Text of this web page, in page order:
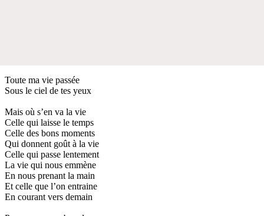
Toute ma vie passée
Sous le ciel de tes yeux
Mais où s’en va la vie
Celle qui laisse le temps
Celle des bons moments
Qui donnent goût à la vie
Celle qui passe lentement
La vie qui nous emmène
En nous prenant la main
Et celle que l’on entraine
En courant vers demain